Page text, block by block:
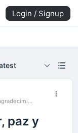
Login / Signup
paz y